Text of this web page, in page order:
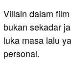
Villain dalam
bukan sekadar
luka masa lalu
personal.